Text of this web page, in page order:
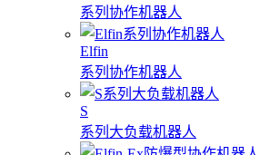
系列协作机器人
Elfin
系列协作机器人
S
系列大负载机器人